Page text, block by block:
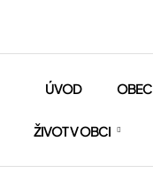
ÚVOD OBEC
ŽIVOT V OBCI